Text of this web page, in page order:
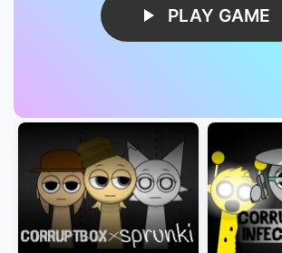
PLAY GAME